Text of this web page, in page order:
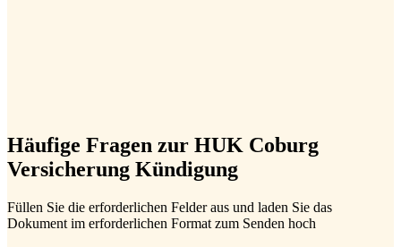
Häufige Fragen zur HUK Coburg
Versicherung Kündigung
Füllen Sie die erforderlichen Felder aus und laden Sie das
Dokument im erforderlichen Format zum Senden hoch